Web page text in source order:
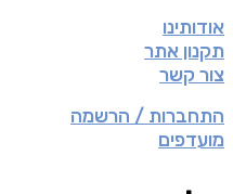
אודותינו
תקנון אתר
צור קשר
התחברות / הרשמה
מועדפים